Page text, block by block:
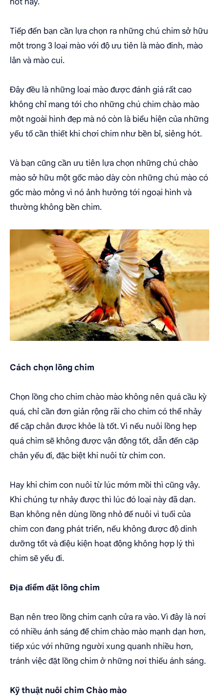
Tiếp đến bạn cần lựa chọn ra những chú chim sở hữu
một trong 3 loại mào với độ ưu tiên là mào đinh, mào
lân và mào cui.
Đây đều là những loại mào được đánh giá rất cao
không chỉ mang tới cho những chú chim chào mào
một ngoài hình đẹp mà nó còn là biểu hiện của những
yếu tố cần thiết khi chơi chim như bền bỉ, siêng hót.
Và bạn cũng cần ưu tiên lựa chọn những chú chào
mào sở hữu một gốc mào dày còn những chú mào có
gốc mào mỏng vì nó ảnh hưởng tới ngoại hình và
thường không bền chim.
Cách chọn lồng chim
Chọn lồng cho chim chào mào không nên quá cầu kỳ
quá, chỉ cần đơn giản rộng rãi cho chim có thể nhảy
để cặp chân được khỏe là tốt. Vì nếu nuôi lồng hẹp
quá chim sẽ không được vận động tốt, dẫn đến cặp
chân yếu đi, đặc biệt khi nuôi từ chim con.
Hay khi chim con nuôi từ lúc mớm mồi thì cũng vậy.
Khi chúng tự nhảy được thì lúc đó loại này đã dạn.
Bạn không nên dùng lồng nhỏ để nuôi vì tuổi của
chim con đang phát triển, nếu không được độ dinh
dưỡng tốt và điệu kiện hoạt động không hợp lý thì
chim sẽ yếu đi.
Địa điểm đặt lồng chim
Bạn nên treo lồng chim cạnh cửa ra vào. Vì đây là nơi
có nhiều ánh sáng để chim chào mào mạnh dạn hơn,
tiếp xúc với những người xung quanh nhiều hơn,
tránh việc đặt lồng chim ở những nơi thiếu ánh sáng.
Kỹ thuật nuôi chim Chào mào